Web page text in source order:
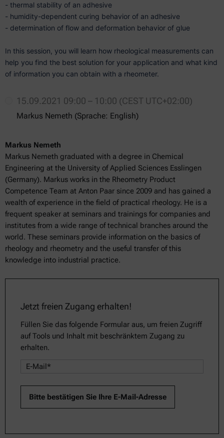
- thermal stability of an adhesive
- humidity-dependent curing behavior of an adhesive
- determination of flow and deformation behavior of glue
In this session, you will learn how rheological measurements can
help you find the best solution for your application and what kind
of information you can obtain with a rheometer.
15.09.2021 09:00 – 10:00 (CEST UTC+02:00)
Markus Nemeth (Sprache: English)
Markus Nemeth
Markus Nemeth graduated with a degree in Chemical
Engineering at the University of Applied Sciences Esslingen
(Germany). Markus works in the Rheometry Product
Competence Team at Anton Paar since 2009 and has gained a
wealth of experience in the field of practical rheology. He is a
frequent speaker at seminars and trainings for companies and
institutes from a wide range of technical branches around the
world. These seminars provide information on the basics of
rheology and rheometry and the useful transfer of this
knowledge into industrial practice.
Jetzt freien Zugang erhalten!
Füllen Sie das folgende Formular aus, um freien Zugriff
auf Tools und Inhalt mit beschränktem Zugang zu
erhalten.